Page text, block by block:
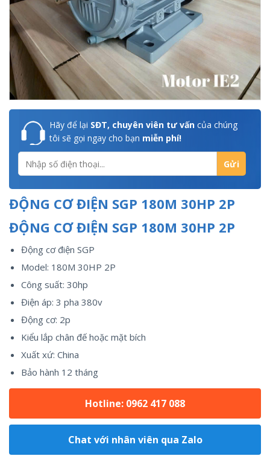
Hãy để lại SĐT, chuyên viên tư vấn của chúng
tôi sẽ gọi ngay cho bạn miễn phí!
ĐỘNG CƠ ĐIỆN SGP 180M 30HP 2P
ĐỘNG CƠ ĐIỆN SGP 180M 30HP 2P
Động cơ điện SGP
Model: 180M 30HP 2P
Công suất: 30hp
Điện áp: 3 pha 380v
Động cơ: 2p
Kiểu lắp chân đế hoặc mặt bích
Xuất xứ: China
Bảo hành 12 tháng
Hotline: 0962 417 088
Chat với nhân viên qua Zalo